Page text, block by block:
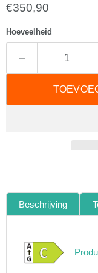
Huidige prijs
€350,90
Hoeveelheid
Beschrijving